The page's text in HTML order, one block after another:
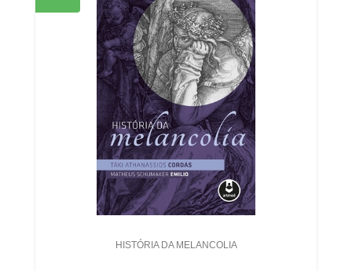
HISTÓRIA DA MELANCOLIA